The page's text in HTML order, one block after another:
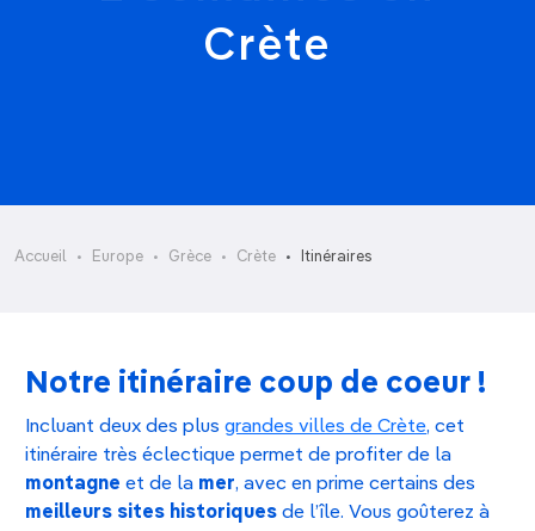
Crète
Accueil Europe Grèce Crète Itinéraires
Notre itinéraire coup de coeur !
Incluant deux des plus grandes villes de Crète, cet
itinéraire très éclectique permet de profiter de la
montagne et de la mer, avec en prime certains des
meilleurs sites historiques de l’île. Vous goûterez à